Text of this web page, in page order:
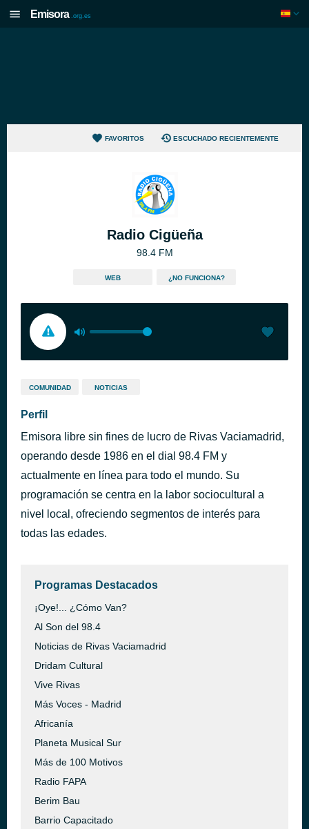
Emisora .org.es
FAVORITOS ESCUCHADO RECIENTEMENTE
Radio Cigüeña
98.4 FM
WEB ¿NO FUNCIONA?
COMUNIDAD NOTICIAS
Perfil
Emisora libre sin fines de lucro de Rivas Vaciamadrid,
operando desde 1986 en el dial 98.4 FM y
actualmente en línea para todo el mundo. Su
programación se centra en la labor sociocultural a
nivel local, ofreciendo segmentos de interés para
todas las edades.
Programas Destacados
¡Oye!... ¿Cómo Van?
Al Son del 98.4
Noticias de Rivas Vaciamadrid
Dridam Cultural
Vive Rivas
Más Voces - Madrid
Africanía
Planeta Musical Sur
Más de 100 Motivos
Radio FAPA
Berim Bau
Barrio Capacitado